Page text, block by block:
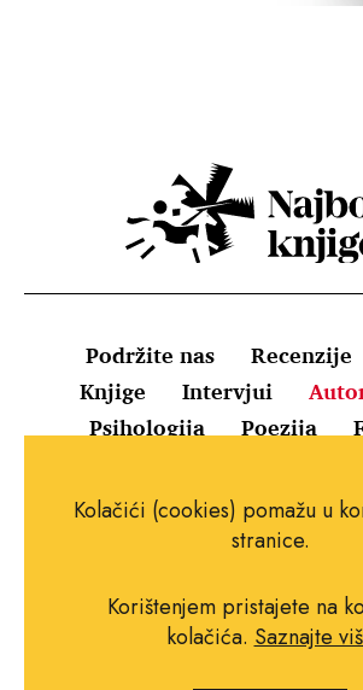
Podržite nas Recenzije
Knjige
Intervjui
Psihologija
Poezija
Uvjeti korištenja
Pravila o
Impressum
Kolačići (cookies) pomažu u
stranice.
Korištenjem pristajete na
kolačića. Saznajte